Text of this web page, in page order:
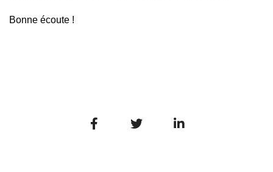
Bonne écoute !